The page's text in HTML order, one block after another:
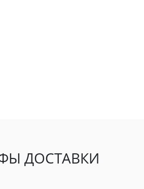
ДОСТАВКИ